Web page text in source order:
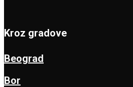
Kroz gradove
Beograd
Bor